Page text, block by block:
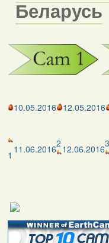
Беларусь
10.05.2016 12.05.2016
1 11.06.20162 12.06.20163